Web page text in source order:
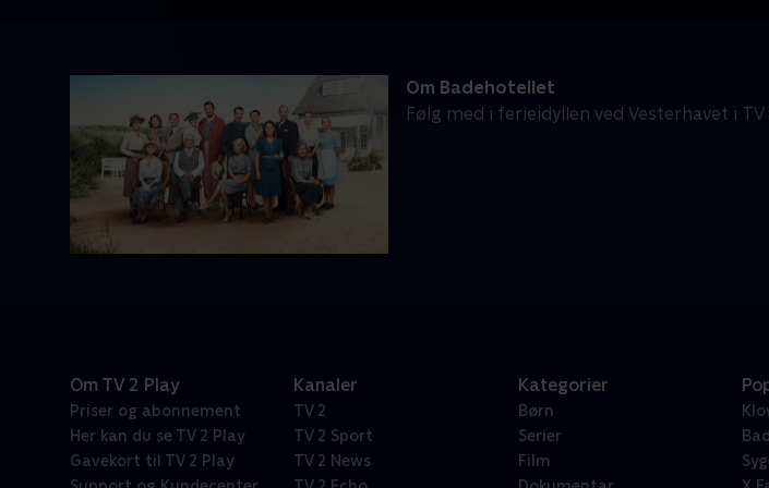
Om Badehotellet
Følg med i ferieidyllen ved Vesterhavet i
Om TV 2 Play
Priser og abonnement
Her kan du se TV 2 Play
Gavekort til TV 2 Play
Kanaler
TV 2
TV 2 Sport
TV 2 News
Kategorier
Børn
Serier
Film